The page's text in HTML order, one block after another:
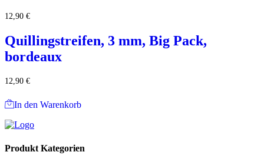
12,90 €
Quillingstreifen, 3 mm, Big Pack,
bordeaux
12,90 €
In den Warenkorb
Produkt Kategorien